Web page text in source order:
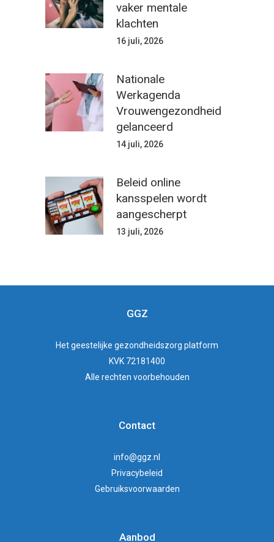
vaker mentale
klachten
16 juli, 2026
Nationale
Werkagenda
Vrouwengezondheid
gelanceerd
14 juli, 2026
Beleid online
kansspelen wordt
aangescherpt
13 juli, 2026
GGZ
Hetgeestelijke gezondheidszorg platform
KVK 72181400
Alle rechten voorbehouden
Contact
info@ggz.nl
Privacybeleid
Gebruiksvoorwaarden
Aanbod